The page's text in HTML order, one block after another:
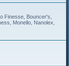
Finesse, Bouncer's,
Monello, Nanolex,